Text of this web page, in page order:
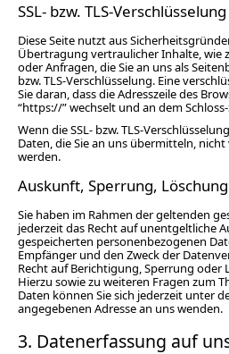
SSL- bzw. TLS-Verschlüsselung
Diese Seite nutzt aus
Übertragung vertraulicher Inhalte, wie
oder Anfragen, die Sie an uns als
bzw. TLS-Verschlüsselung. Eine
Sie daran, dass die Adresszeile des
“https://” wechselt und an dem
Wenn die SSL- bzw. TLS-
Daten, die Sie an uns übermitteln,
werden.
Auskunft, Sperrung, Löschung
Sie haben im Rahmen der geltenden
jederzeit das Recht auf unentgeltliche
gespeicherten personenbezogenen
Empfänger und den Zweck der
Recht auf Berichtigung, Sperrung oder
Hierzu sowie zu weiteren Fragen zum
Daten können Sie sich jederzeit unter
angegebenen Adresse an uns wenden.
3. Datenerfassung auf